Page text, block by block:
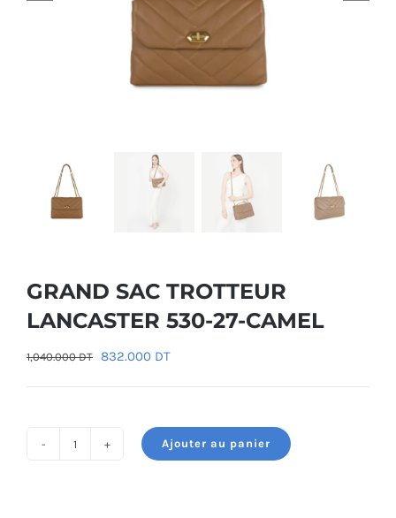
GRAND SAC TROTTEUR
LANCASTER 530-27-CAMEL
1,040.000DT Le
1,040.000 DT.
832.000 DTLe
est :
832.000 DT.
Ajouter au panier